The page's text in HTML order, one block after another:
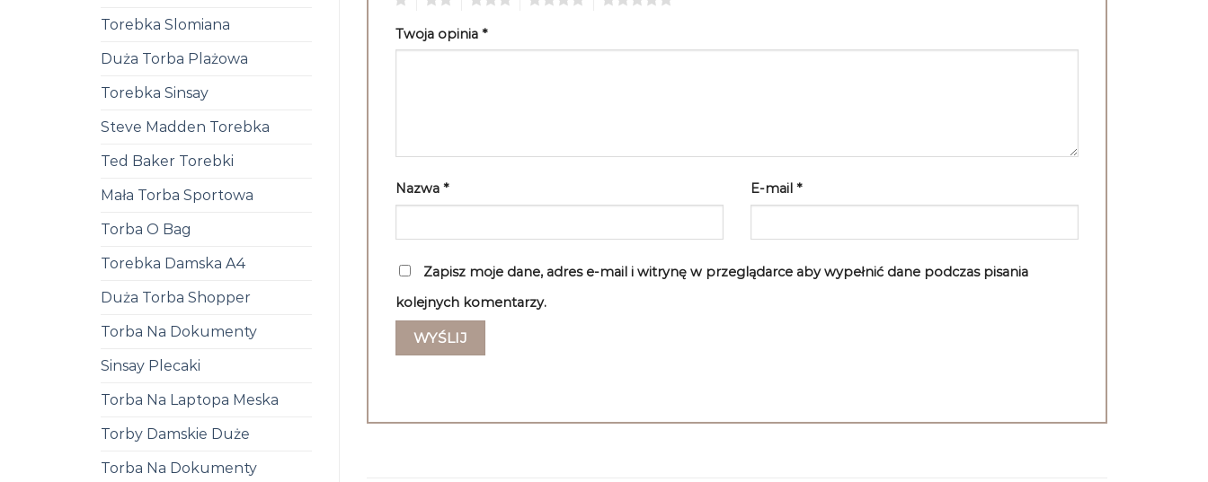
Torebka Slomiana
Duża Torba Plażowa
Torebka Sinsay
Steve Madden Torebka
Ted Baker Torebki
Mała Torba Sportowa
Torba O Bag
Torebka Damska A4
Duża Torba Shopper
Torba Na Dokumenty
Sinsay Plecaki
Torba Na Laptopa Meska
Torby Damskie Duże
Torba Na Dokumenty
Twoja opinia *
Nazwa * E-mail *
Zapisz moje dane, adres e-mail i witrynę w przeglądarce aby wypełnić dane podczas pisania
kolejnych komentarzy.